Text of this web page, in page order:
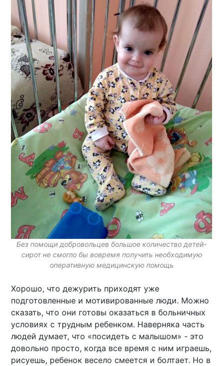
Без помощи добровольцев большое количество детей-
сирот не смогло бы вовремя получить необходимую
оперативную медицинскую помощь
Хорошо, что дежурить приходят уже
подготовленные и мотивированные люди. Можно
сказать, что они готовы оказаться в больничных
условиях с трудным ребенком. Наверняка часть
людей думает, что «посидеть с малышом» - это
довольно просто, когда все время с ним играешь,
рисуешь, ребенок весело смеется и болтает. Но в